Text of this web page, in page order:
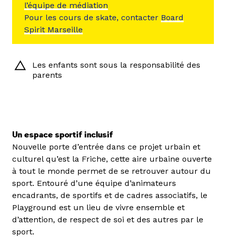
l’équipe de médiation
Pour les cours de skate, contacter Board
Spirit Marseille
Les enfants sont sous la responsabilité des
parents
Un espace sportif inclusif
Nouvelle porte d’entrée dans ce projet urbain et
culturel qu’est la Friche, cette aire urbaine ouverte
à tout le monde permet de se retrouver autour du
sport. Entouré d’une équipe d’animateurs
encadrants, de sportifs et de cadres associatifs, le
Playground est un lieu de vivre ensemble et
d’attention, de respect de soi et des autres par le
sport.